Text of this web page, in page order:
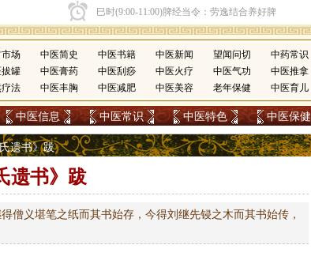
场 中医简史 中医书籍 中医新闻 望闻问切 中药常识
罐 中医膏药 中医刮痧 中医火疗 中医气功 中医推拿
疗法 中医丰胸 中医减肥 中医美容 老年保健 中医育儿
中医信息 中医常识 中医特色 中医保健
遗书》跋
遗书》跋
僧义堪笔之纸而其书始存，今得刘继先锓之木而其书始传，